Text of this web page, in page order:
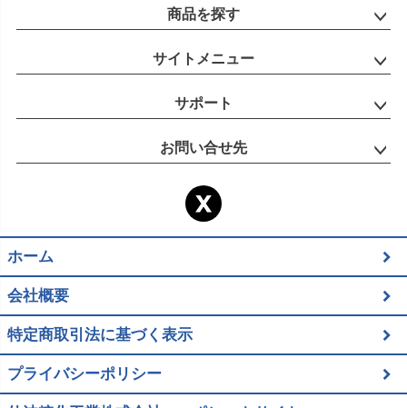
商品を探す
サイトメニュー
サポート
お問い合せ先
ホーム
会社概要
特定商取引法に基づく表示
プライバシーポリシー